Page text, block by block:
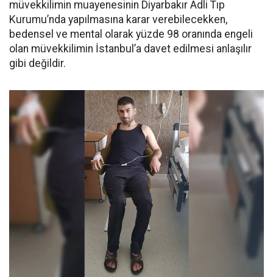
müvekkilimin muayenesinin Diyarbakır Adli Tıp
Kurumu’nda yapılmasına karar verebilecekken,
bedensel ve mental olarak yüzde 98 oranında engeli
olan müvekkilimin İstanbul’a davet edilmesi anlaşılır
gibi değildir.